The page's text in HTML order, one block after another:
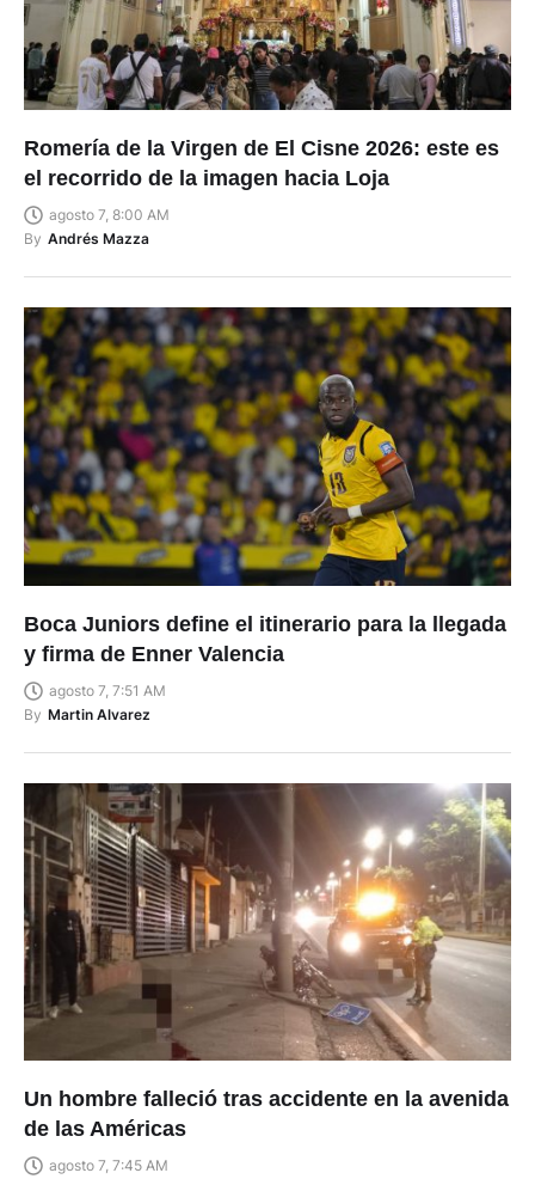
Romería de la Virgen de El Cisne 2026: este es
el recorrido de la imagen hacia Loja
agosto 7, 8:00 AM
By Andrés Mazza
Boca Juniors define el itinerario para la llegada
y firma de Enner Valencia
agosto 7, 7:51 AM
By Martin Alvarez
Un hombre falleció tras accidente en la avenida
de las Américas
agosto 7, 7:45 AM